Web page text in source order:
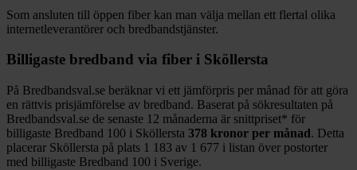
Som ansluten till öppen fiber kan man välja mellan ett flertal olika
internetleverantörer och bredbandstjänster.
Billigaste bredband via fiber i Sköllersta
På Bredbandsval.se beräknar vi ett jämförpris per månad för att göra
en rättvis prisjämförelse av bredband. Baserat på sökresultaten på
Bredbandsval.se de senaste 12 månaderna är snittpriset* för
billigaste Bredband 100 i Sköllersta 378 kronor per månad. Detta
placerar Sköllersta på plats 1 183 av 1 677 i listan över postorter
med billigaste Bredband 100 i Sverige.